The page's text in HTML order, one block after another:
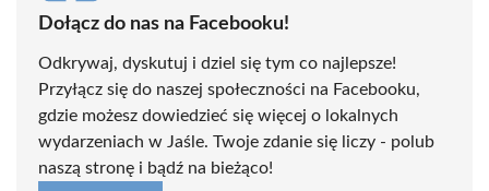
Dołącz do nas na Facebooku!
Odkrywaj, dyskutuj i dziel się tym co najlepsze!
Przyłącz się do naszej społeczności na Facebooku,
gdzie możesz dowiedzieć się więcej o lokalnych
wydarzeniach w Jaśle. Twoje zdanie się liczy - polub
naszą stronę i bądź na bieżąco!